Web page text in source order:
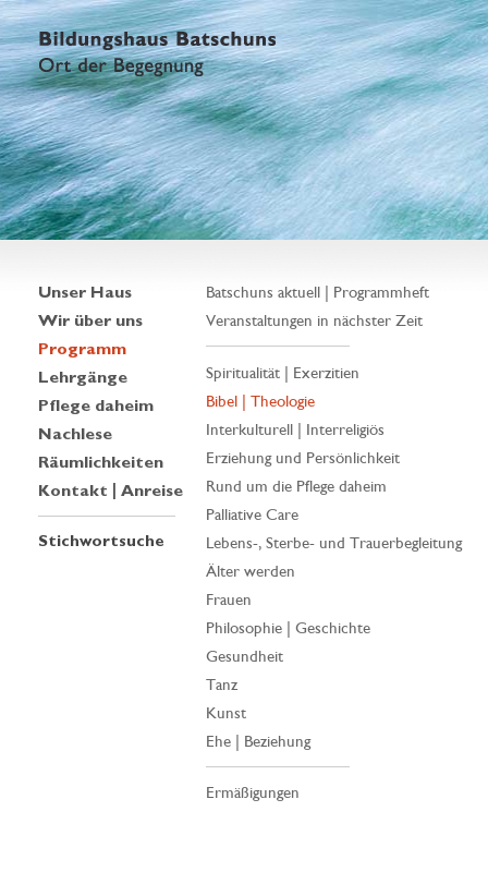
Unser Haus
Wir über uns
Programm
Lehrgänge
Pflege daheim
Nachlese
Räumlichkeiten
Kontakt | Anreise
Stichwortsuche
Batschuns aktuell | Programmheft
Veranstaltungen in nächster Zeit
Spiritualität | Exerzitien
Bibel | Theologie
Interkulturell | Interreligiös
Erziehung und Persönlichkeit
Rund um die Pflege daheim
Palliative Care
Lebens-, Sterbe- und Trauerbegleitung
Älter werden
Frauen
Philosophie | Geschichte
Gesundheit
Tanz
Kunst
Ehe | Beziehung
Ermäßigungen